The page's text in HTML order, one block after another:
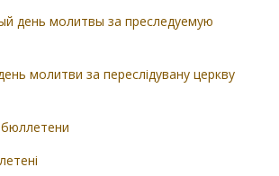
день молитвы за преследуемую
молитви за переслідувану церкву